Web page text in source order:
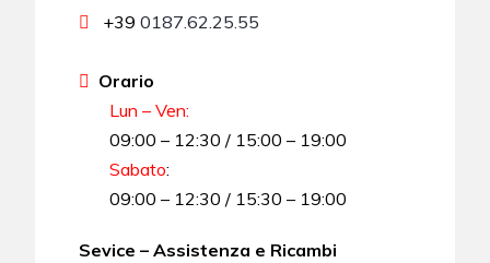
+390187.62.25.55
Orario
Lun – Ven:
09:00 – 12:30 / 15:00 – 19:00
Sabato:
09:00 – 12:30 / 15:30 – 19:00
Sevice – Assistenza e Ricambi